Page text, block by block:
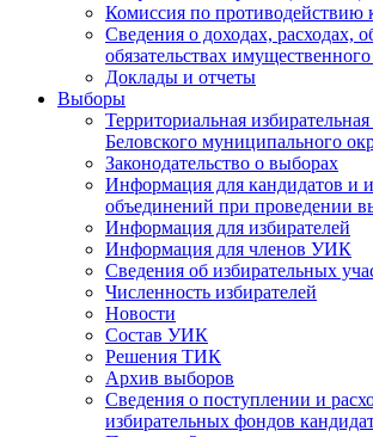
Комиссия по противодействию
Сведения о доходах, расходах,
обязательствах имущественного
Доклады и отчеты
Выборы
Территориальная
Беловского муниципального
Законодательство о выборах
Информация для кандидатов и
объединений при проведении
Информация для избирателей
Информация для членов УИК
Сведения об избирательных
Численность избирателей
Новости
Состав УИК
Решения ТИК
Архив выборов
Сведения о поступлении и
избирательных фондов